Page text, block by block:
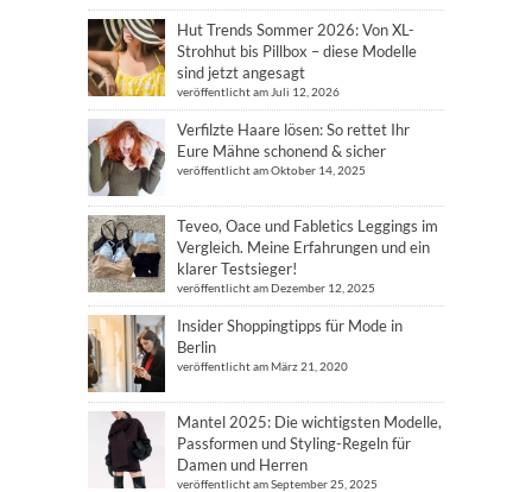
Hut Trends Sommer 2026: Von XL-
Strohhut bis Pillbox – diese Modelle
sind jetzt angesagt
veröffentlicht am Juli 12, 2026
Verfilzte Haare lösen: So rettet Ihr
Eure Mähne schonend & sicher
veröffentlicht am Oktober 14, 2025
Teveo, Oace und Fabletics Leggings im
Vergleich. Meine Erfahrungen und ein
klarer Testsieger!
veröffentlicht am Dezember 12, 2025
Insider Shoppingtipps für Mode in
Berlin
veröffentlicht am März 21, 2020
Mantel 2025: Die wichtigsten Modelle,
Passformen und Styling-Regeln für
Damen und Herren
veröffentlicht am September 25, 2025